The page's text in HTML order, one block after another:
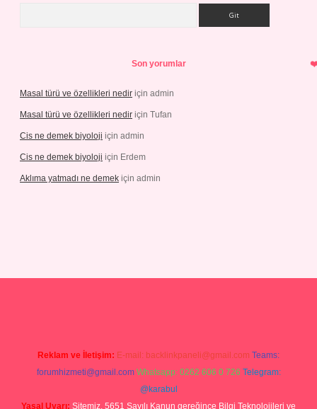
Son yorumlar
Masal türü ve özellikleri nedir için admin
Masal türü ve özellikleri nedir için Tufan
Cis ne demek biyoloji için admin
Cis ne demek biyoloji için Erdem
Aklıma yatmadı ne demek için admin
Reklam ve İletişim: E-mail: backlinkpaneli@gmail.com Teams:
forumhizmeti@gmail.com Whatsapp: 0262 606 0 726 Telegram:
@karabul
Yasal Uyarı: Sitemiz, 5651 Sayılı Kanun gereğince Bilgi Teknolojileri ve